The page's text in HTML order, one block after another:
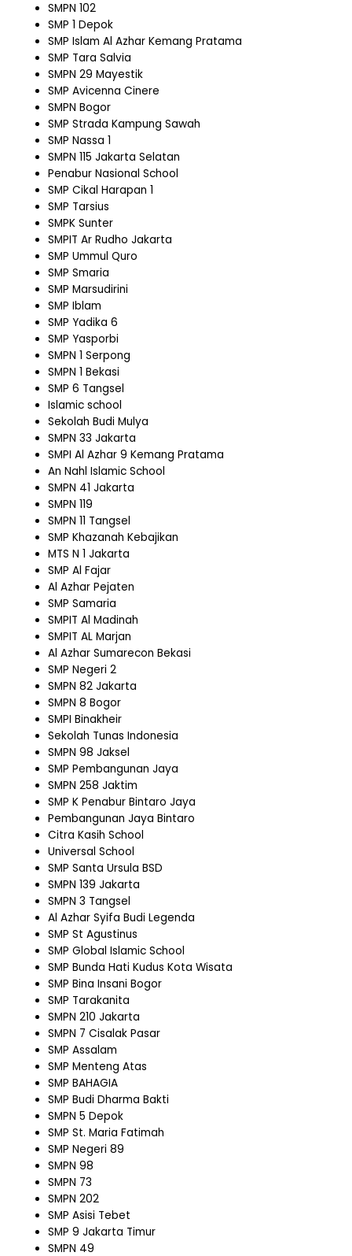
SMPN 102
SMP 1 Depok
SMP Islam Al Azhar Kemang Pratama
SMP Tara Salvia
SMPN 29 Mayestik
SMP Avicenna Cinere
SMPN Bogor
SMP Strada Kampung Sawah
SMP Nassa 1
SMPN 115 Jakarta Selatan
Penabur Nasional School
SMP Cikal Harapan 1
SMP Tarsius
SMPK Sunter
SMPIT Ar Rudho Jakarta
SMP Ummul Quro
SMP Smaria
SMP Marsudirini
SMP Iblam
SMP Yadika 6
SMP Yasporbi
SMPN 1 Serpong
SMPN 1 Bekasi
SMP 6 Tangsel
Islamic school
Sekolah Budi Mulya
SMPN 33 Jakarta
SMPI Al Azhar 9 Kemang Pratama
An Nahl Islamic School
SMPN 41 Jakarta
SMPN 119
SMPN 11 Tangsel
SMP Khazanah Kebajikan
MTS N 1 Jakarta
SMP Al Fajar
Al Azhar Pejaten
SMP Samaria
SMPIT Al Madinah
SMPIT AL Marjan
Al Azhar Sumarecon Bekasi
SMP Negeri 2
SMPN 82 Jakarta
SMPN 8 Bogor
SMPI Binakheir
Sekolah Tunas Indonesia
SMPN 98 Jaksel
SMP Pembangunan Jaya
SMPN 258 Jaktim
SMP K Penabur Bintaro Jaya
Pembangunan Jaya Bintaro
Citra Kasih School
Universal School
SMP Santa Ursula BSD
SMPN 139 Jakarta
SMPN 3 Tangsel
Al Azhar Syifa Budi Legenda
SMP St Agustinus
SMP Global Islamic School
SMP Bunda Hati Kudus Kota Wisata
SMP Bina Insani Bogor
SMP Tarakanita
SMPN 210 Jakarta
SMPN 7 Cisalak Pasar
SMP Assalam
SMP Menteng Atas
SMP BAHAGIA
SMP Budi Dharma Bakti
SMPN 5 Depok
SMP St. Maria Fatimah
SMP Negeri 89
SMPN 98
SMPN 73
SMPN 202
SMP Asisi Tebet
SMP 9 Jakarta Timur
SMPN 49